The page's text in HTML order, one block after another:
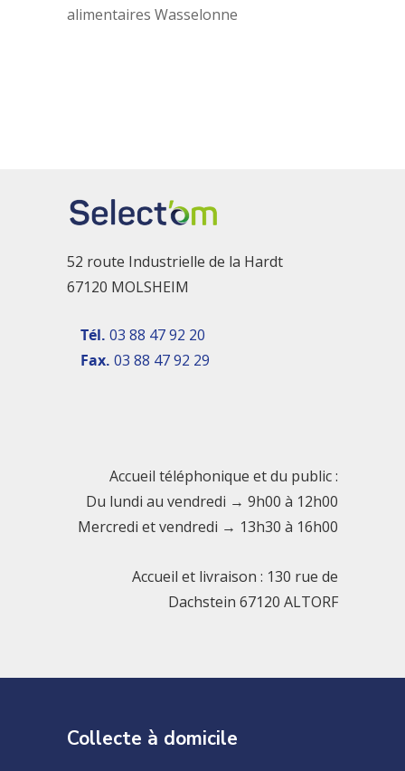
alimentaires Wasselonne
52 route Industrielle de la Hardt
67120 MOLSHEIM
Tél. 03 88 47 92 20
Fax. 03 88 47 92 29
Accueil téléphonique et du public :
Du lundi au vendredi → 9h00 à 12h00
Mercredi et vendredi → 13h30 à 16h00
Accueil et livraison : 130 rue de
Dachstein 67120 ALTORF
Collecte à domicile